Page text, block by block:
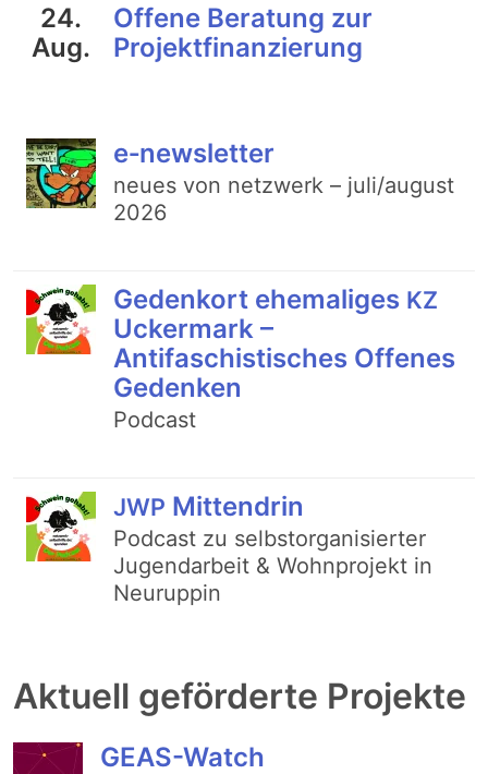
24.
Aug.
Offene Beratung zur
Projektfinanzierung
e‑newsletter
neues von netzwerk – juli/​august
2026
Gedenkort ehemaliges KZ
Uckermark –
Antifaschistisches Offenes
Gedenken
Podcast
JWP Mittendrin
Podcast zu selbstorganisierter
Jugendarbeit & Wohnprojekt in
Neuruppin
Aktuell geförderte Projekte
GEAS-Watch